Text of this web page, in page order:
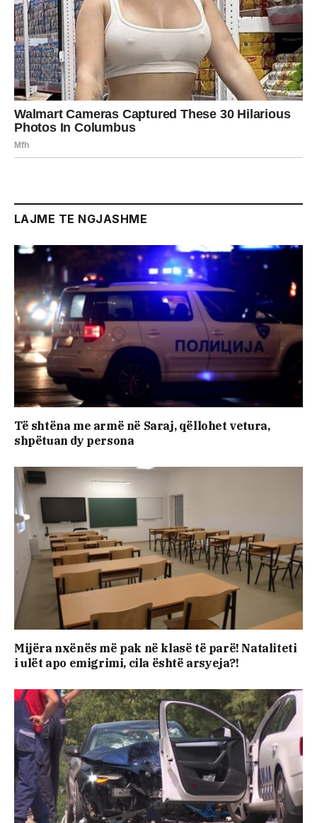
LAJME TE NGJASHME
Të shtëna me armë në Saraj, qëllohet vetura,
shpëtuan dy persona
Mijëra nxënës më pak në klasë të parë! Nataliteti
i ulët apo emigrimi, cila është arsyeja?!